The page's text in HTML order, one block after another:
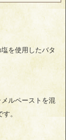
を使用したバタ
ルペーストを混
。